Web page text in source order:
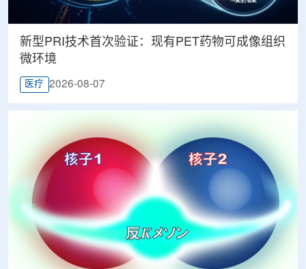
新型PRI技术首次验证：现有PET药物可成像组织
微环境
医疗 2026-08-07